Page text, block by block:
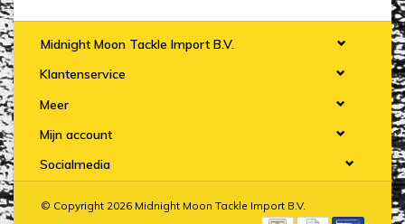
Midnight Moon Tackle Import B.V.
Klantenservice
Meer
Mijn account
Socialmedia
© Copyright 2026 Midnight Moon Tackle Import B.V.